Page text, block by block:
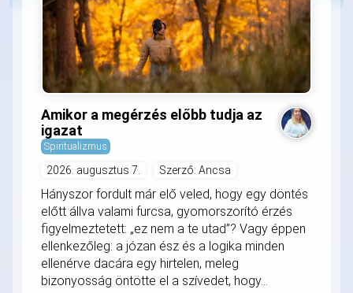
Amikor a megérzés előbb tudja az
igazat
Spiritualizmus
2026. augusztus 7. Szerző: Ancsa
Hányszor fordult már elő veled, hogy egy döntés
előtt állva valami furcsa, gyomorszorító érzés
figyelmeztetett: „ez nem a te utad”? Vagy éppen
ellenkezőleg: a józan ész és a logika minden
ellenérve dacára egy hirtelen, meleg
bizonyosság öntötte el a szívedet, hogy...